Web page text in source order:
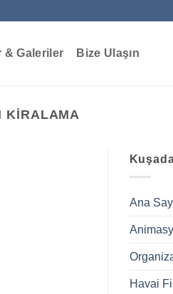
& Galeriler Bize Ulaşın
KIRALAMA
Ana
Havai